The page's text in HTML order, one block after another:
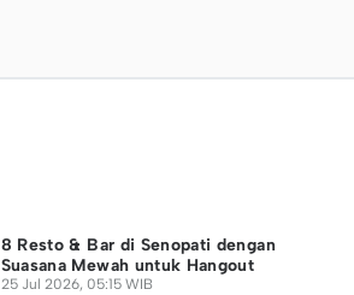
8 Resto & Bar di Senopati dengan
Suasana Mewah untuk Hangout
25 Jul 2026, 05:15 WIB